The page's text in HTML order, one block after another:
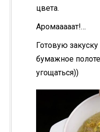
цвета.
Аромааааат!…
Готовую
бумажное
угощаться))